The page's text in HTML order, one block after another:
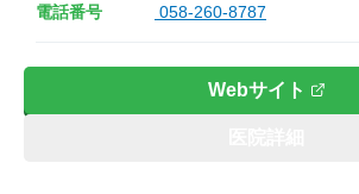
電話番号 058-260-8787
Webサイト